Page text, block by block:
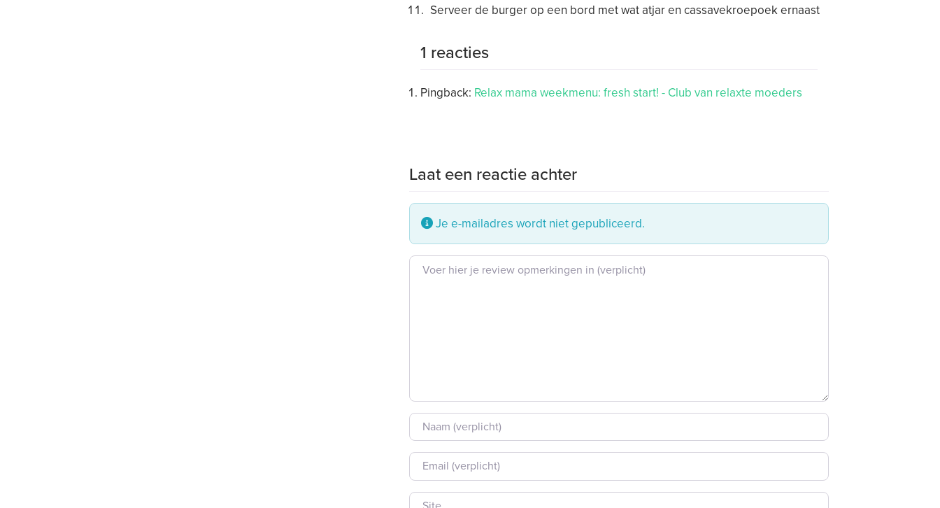
Serveer de burger op een bord met wat atjar en cassavekroepoek ernaast
1 reacties
Pingback: Relax mama weekmenu: fresh start! - Club van relaxte moeders
Laat een reactie achter
Je e-mailadres wordt niet gepubliceerd.
Beoordeling tekst
Naam
E-mail
Site